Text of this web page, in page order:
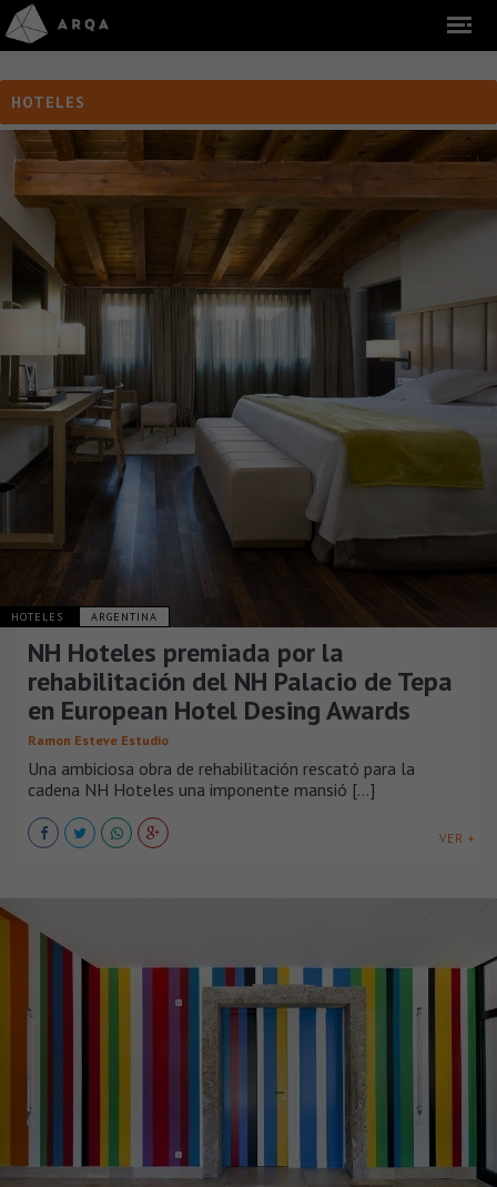
HOTELES
HOTELES ARGENTINA
NH Hoteles premiada por la
rehabilitación del NH Palacio de Tepa
en European Hotel Desing Awards
Ramon Esteve Estudio
Una ambiciosa obra de rehabilitación rescató para la
cadena NH Hoteles una imponente mansió [...]
VER +